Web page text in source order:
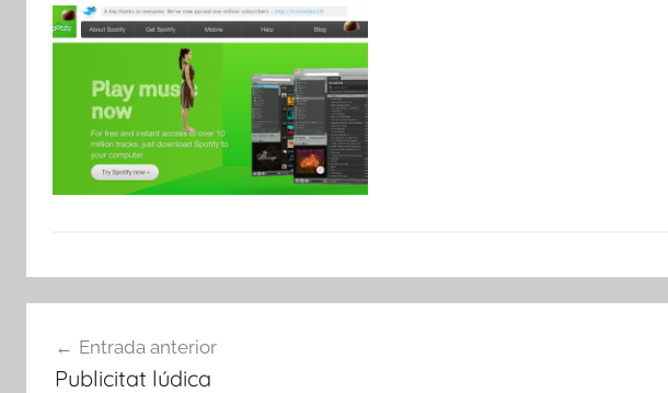
d'entrades
Entrada anterior
Publicitat lúdica